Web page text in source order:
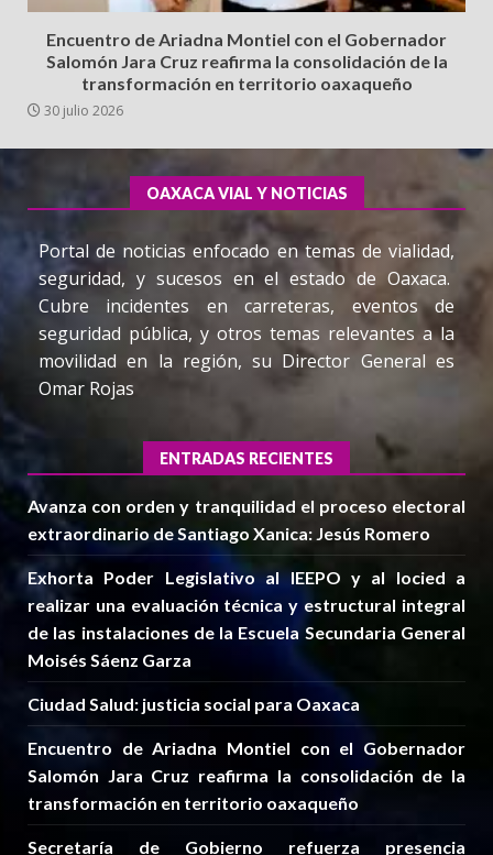
Encuentro de Ariadna Montiel con el Gobernador
Salomón Jara Cruz reafirma la consolidación de la
transformación en territorio oaxaqueño
30 julio 2026
OAXACA VIAL Y NOTICIAS
Portal de noticias enfocado en temas de vialidad,
seguridad, y sucesos en el estado de Oaxaca.
Cubre incidentes en carreteras, eventos de
seguridad pública, y otros temas relevantes a la
movilidad en la región, su Director General es
Omar Rojas
ENTRADAS RECIENTES
Avanza con orden y tranquilidad el proceso electoral
extraordinario de Santiago Xanica: Jesús Romero
Exhorta Poder Legislativo al IEEPO y al Iocied a
realizar una evaluación técnica y estructural integral
de las instalaciones de la Escuela Secundaria General
Moisés Sáenz Garza
Ciudad Salud: justicia social para Oaxaca
Encuentro de Ariadna Montiel con el Gobernador
Salomón Jara Cruz reafirma la consolidación de la
transformación en territorio oaxaqueño
Secretaría de Gobierno refuerza presencia